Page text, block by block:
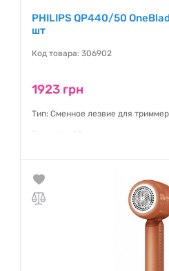
PHILIPS QP440/50
шт
Код товара: 306902
1923 грн
Тип: Сменное лезвие для